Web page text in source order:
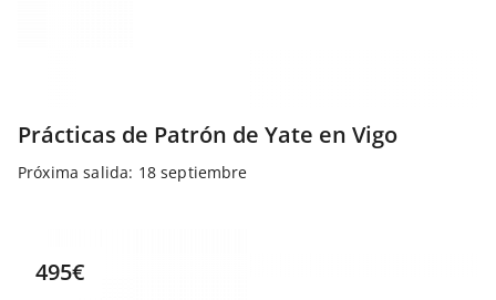
Prácticas de Patrón de Yate en Vigo
Próxima salida: 18 septiembre
495€